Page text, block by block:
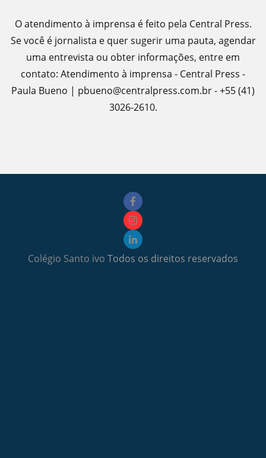
O atendimento à imprensa é feito pela Central Press.
Se você é jornalista e quer sugerir uma pauta, agendar
uma entrevista ou obter informações, entre em
contato: Atendimento à imprensa - Central Press -
Paula Bueno | pbueno@centralpress.com.br - +55 (41)
3026-2610.
Colégio Santo ivo Todos os direitos reservados